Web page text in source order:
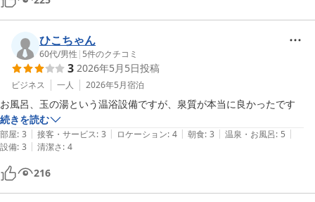
とても良い朝食でしたが、
エッグベネディクトに乗っている鯛ベーコンと記載されていた物が乗っ
ていなくて、お伝えしたら
別皿で持ってきてもらえましたが、そこが少し残念でした。
直島で宿泊にすれば良かったかな？と思ってしまいました。
バーで無料で飲めるものもお水、炭酸水、お茶、紅茶、うまい棒という
のももう少し工夫があったら嬉しいのになと…
けれどホテルは駅の目の前でお部屋も清潔で
快適には過ごせました。
ひこちゃん
60代/男性 | 5件のクチコミ
3 2026年5月5日投稿
ビジネス 一人 2026年5月宿泊
お風呂、玉の湯という温浴設備ですが、泉質が本当に良かったです
続きを読む
部屋: 3 | 接客・サービス: 3 | ロケーション: 4 | 朝食: 3 | 温泉・お風呂: 5 |
設備: 3 | 清潔さ: 4
216